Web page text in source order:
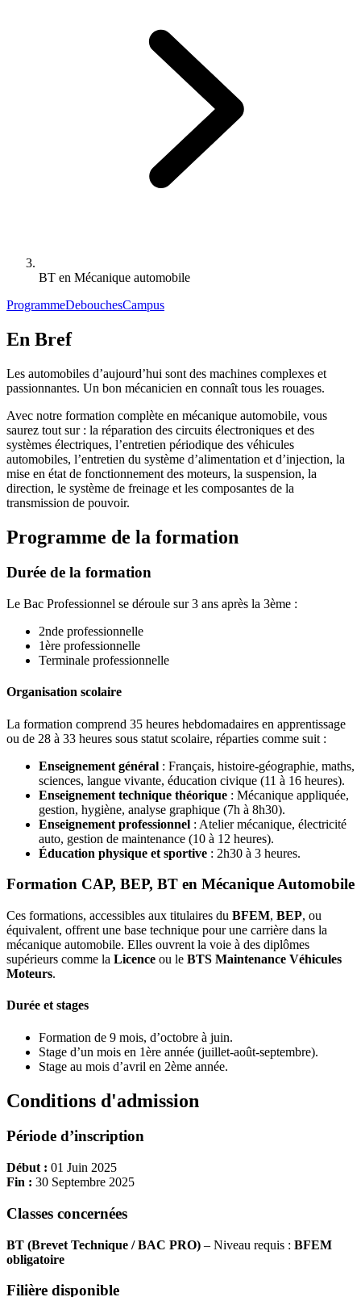
BT en Mécanique automobile
ProgrammeDebouchesCampus
En Bref
Les automobiles d’aujourd’hui sont des machines complexes et
passionnantes. Un bon mécanicien en connaît tous les rouages.
Avec notre formation complète en mécanique automobile, vous
saurez tout sur : la réparation des circuits électroniques et des
systèmes électriques, l’entretien périodique des véhicules
automobiles, l’entretien du système d’alimentation et d’injection, la
mise en état de fonctionnement des moteurs, la suspension, la
direction, le système de freinage et les composantes de la
transmission de pouvoir.
Programme de la formation
Durée de la formation
Le Bac Professionnel se déroule sur 3 ans après la 3ème :
2nde professionnelle
1ère professionnelle
Terminale professionnelle
Organisation scolaire
La formation comprend 35 heures hebdomadaires en apprentissage
ou de 28 à 33 heures sous statut scolaire, réparties comme suit :
Enseignement général : Français, histoire-géographie, maths,
sciences, langue vivante, éducation civique (11 à 16 heures).
Enseignement technique théorique : Mécanique appliquée,
gestion, hygiène, analyse graphique (7h à 8h30).
Enseignement professionnel : Atelier mécanique, électricité
auto, gestion de maintenance (10 à 12 heures).
Éducation physique et sportive : 2h30 à 3 heures.
Formation CAP, BEP, BT en Mécanique Automobile
Ces formations, accessibles aux titulaires du BFEM, BEP, ou
équivalent, offrent une base technique pour une carrière dans la
mécanique automobile. Elles ouvrent la voie à des diplômes
supérieurs comme la Licence ou le BTS Maintenance Véhicules
Moteurs.
Durée et stages
Formation de 9 mois, d’octobre à juin.
Stage d’un mois en 1ère année (juillet-août-septembre).
Stage au mois d’avril en 2ème année.
Conditions d'admission
Période d’inscription
Début : 01 Juin 2025
Fin : 30 Septembre 2025
Classes concernées
BT (Brevet Technique / BAC PRO) – Niveau requis : BFEM
obligatoire
Filière disponible